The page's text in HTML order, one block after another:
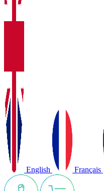
English Français